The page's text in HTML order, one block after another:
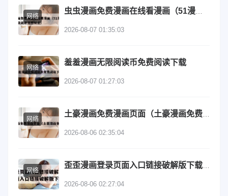
网络
2026-08-07 01:35:03
网络
羞羞漫画无限阅读币免费阅读下载
2026-08-07 01:27:03
网络
2026-08-06 02:35:04
网络
2026-08-06 02:27:04